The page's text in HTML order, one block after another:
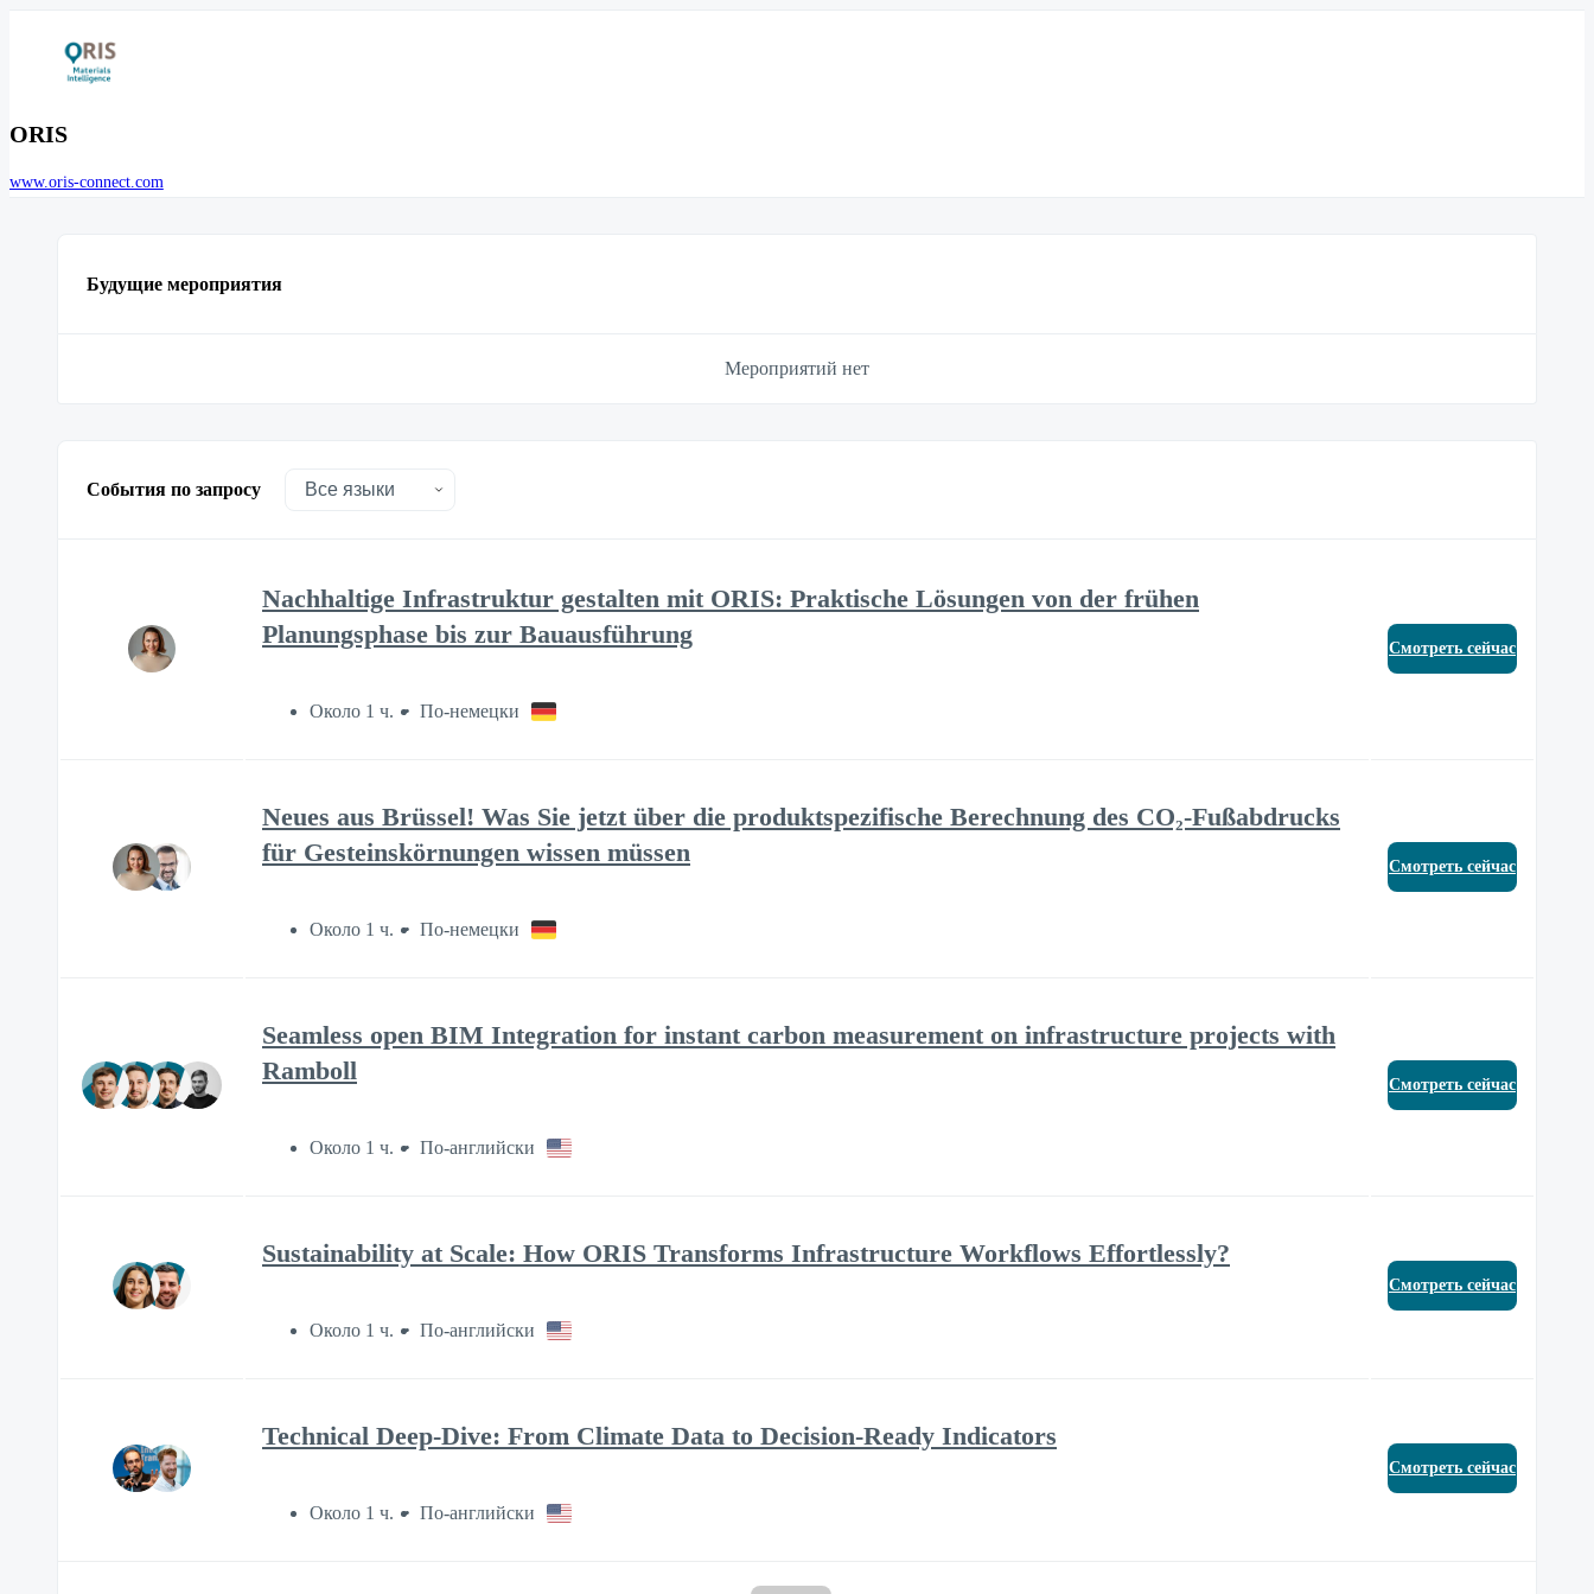
ORIS
www.oris-connect.com
Будущие мероприятия
Мероприятий нет
События по запросу
Nachhaltige Infrastruktur gestalten mit ORIS: Praktische Lösungen von der frühen
Planungsphase bis zur Bauausführung
Около 1 ч. По-немецки
Смотреть сейчас
Neues aus Brüssel! Was Sie jetzt über die produktspezifische Berechnung des CO₂-Fußabdrucks
für Gesteinskörnungen wissen müssen
Около 1 ч. По-немецки
Смотреть сейчас
Seamless open BIM Integration for instant carbon measurement on infrastructure projects with
Ramboll
Около 1 ч. По-английски
Смотреть сейчас
Sustainability at Scale: How ORIS Transforms Infrastructure Workflows Effortlessly?
Около 1 ч. По-английски
Смотреть сейчас
Technical Deep-Dive: From Climate Data to Decision-Ready Indicators
Около 1 ч. По-английски
Смотреть сейчас